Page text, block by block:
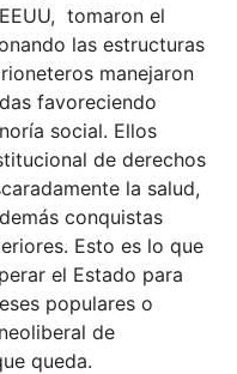
tomaron el
las estructuras
manejaron
favoreciendo
social. Ellos
de derechos
la salud,
conquistas
Esto es lo que
el Estado para
populares o
de
queda.